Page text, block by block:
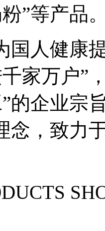
”等产品
国人健康
家万户”
的企业宗
念，致力